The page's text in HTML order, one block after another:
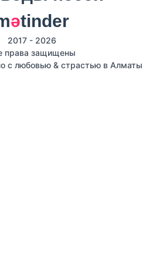
әtinder
2017 - 2026
права защищены
с любовью & страстью в Алматы